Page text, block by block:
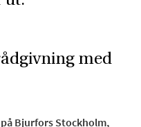
med
Bjurfors Stockholm,